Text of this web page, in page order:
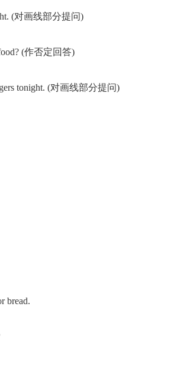
(对画线部分提问)
(作否定回答)
tonight. (对画线部分提问)
bread.